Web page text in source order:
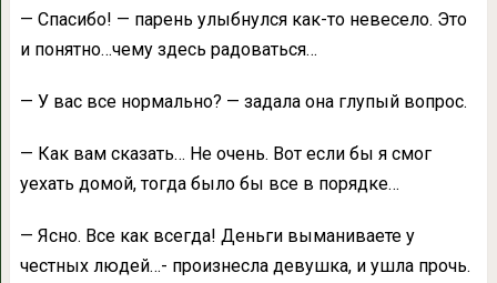
— Спасибо! — парень улыбнулся как-то невесело. Это
и понятно…чему здесь радоваться…
— У вас все нормально? — задала она глупый вопрос.
— Как вам сказать… Не очень. Вот если бы я смог
уехать домой, тогда было бы все в порядке…
— Ясно. Все как всегда! Деньги выманиваете у
честных людей…- произнесла девушка, и ушла прочь.